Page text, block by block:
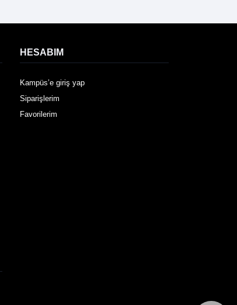
HESABIM
Kampüs’e giriş yap
Siparişlerim
Favorilerim